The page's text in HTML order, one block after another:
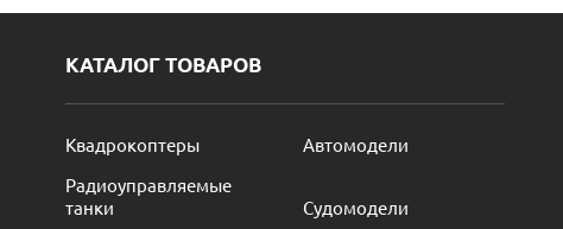
КАТАЛОГ ТОВАРОВ
Квадрокоптеры
Автомодели
Радиоуправляемые
танки
Судомодели